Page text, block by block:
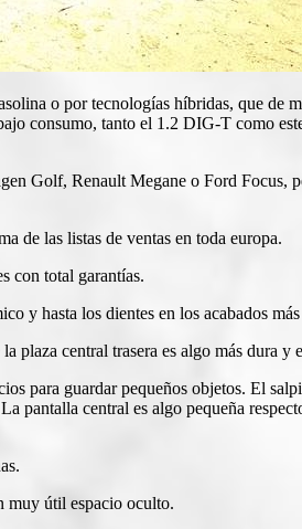
o por tecnologías híbridas, que de
consumo, tanto el 1.2 DIG-T como
Golf, Renault Megane o Ford
de las listas de ventas en toda europa.
con total garantías.
y hasta los dientes en los acabados más
plaza central trasera es algo más dura y
para guardar pequeños objetos. El
central es algo pequeña
muy útil espacio oculto.